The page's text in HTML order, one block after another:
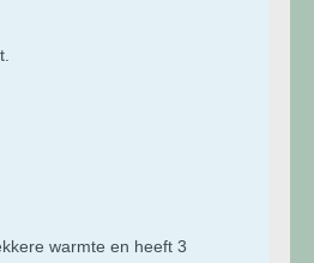
warmte en heeft 3